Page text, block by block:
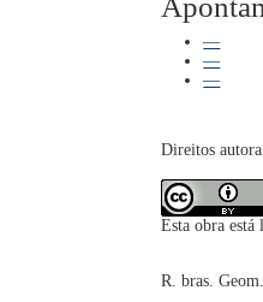
—
—
—
Direitos
Esta obra
R. bras. Geom.